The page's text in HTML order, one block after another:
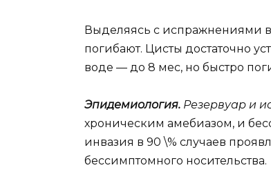
Выделяясь с испражнениями
погибают. Цисты достаточно
воде — до 8 мес, но быстро
Эпидемиология. Резервуар и
хроническим амебиазом, и
инвазия в 90 \% случаев
бессимптомного носительства.